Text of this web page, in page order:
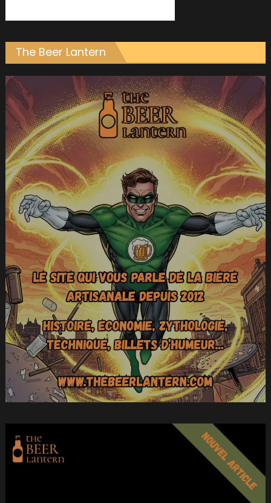
The Beer Lantern